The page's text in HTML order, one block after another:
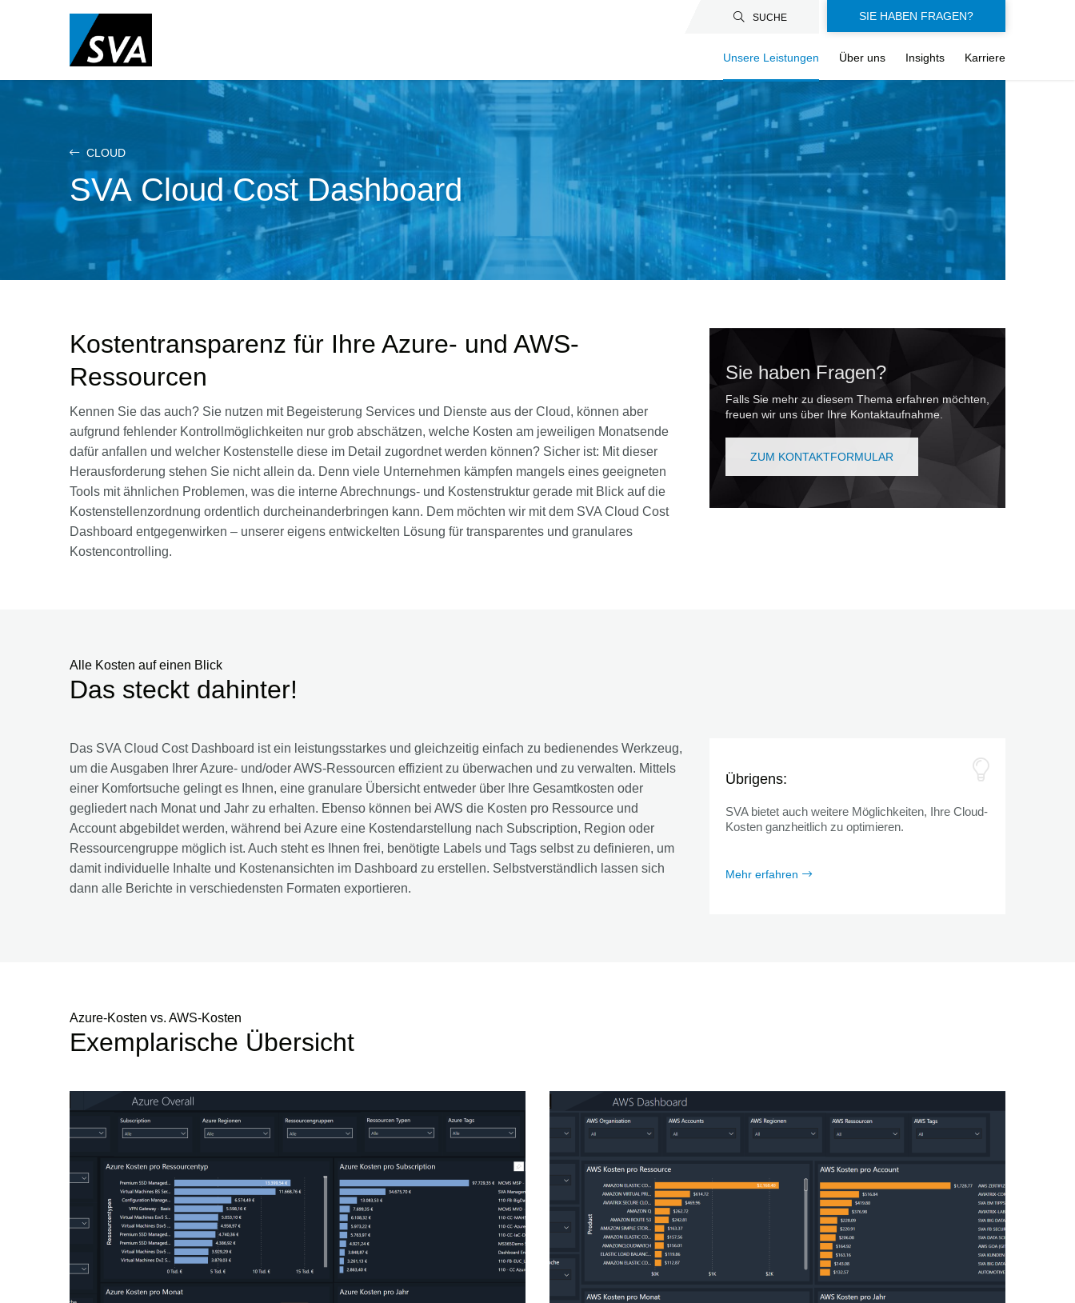
SUCHE SIE HABEN FRAGEN?
Unsere Leistungen Über uns Insights Karriere
CLOUD
SVA Cloud Cost Dashboard
Kostentransparenz für Ihre Azure- und AWS-
Ressourcen
Kennen Sie das auch? Sie nutzen mit Begeisterung Services und Dienste aus der Cloud, können aber
aufgrund fehlender Kontrollmöglichkeiten nur grob abschätzen, welche Kosten am jeweiligen Monatsende
dafür anfallen und welcher Kostenstelle diese im Detail zugordnet werden können? Sicher ist: Mit dieser
Herausforderung stehen Sie nicht allein da. Denn viele Unternehmen kämpfen mangels eines geeigneten
Tools mit ähnlichen Problemen, was die interne Abrechnungs- und Kostenstruktur gerade mit Blick auf die
Kostenstellenzordnung ordentlich durcheinanderbringen kann. Dem möchten wir mit dem SVA Cloud Cost
Dashboard entgegenwirken – unserer eigens entwickelten Lösung für transparentes und granulares
Kostencontrolling.
Sie haben Fragen?
Falls Sie mehr zu diesem Thema erfahren möchten,
freuen wir uns über Ihre Kontaktaufnahme.
ZUM KONTAKTFORMULAR
Alle Kosten auf einen Blick
Das steckt dahinter!
Das SVA Cloud Cost Dashboard ist ein leistungsstarkes und gleichzeitig einfach zu bedienendes Werkzeug,
um die Ausgaben Ihrer Azure- und/oder AWS-Ressourcen effizient zu überwachen und zu verwalten. Mittels
einer Komfortsuche gelingt es Ihnen, eine granulare Übersicht entweder über Ihre Gesamtkosten oder
gegliedert nach Monat und Jahr zu erhalten. Ebenso können bei AWS die Kosten pro Ressource und
Account abgebildet werden, während bei Azure eine Kostendarstellung nach Subscription, Region oder
Ressourcengruppe möglich ist. Auch steht es Ihnen frei, benötigte Labels und Tags selbst zu definieren, um
damit individuelle Inhalte und Kostenansichten im Dashboard zu erstellen. Selbstverständlich lassen sich
dann alle Berichte in verschiedensten Formaten exportieren.
Übrigens:
SVA bietet auch weitere Möglichkeiten, Ihre Cloud-
Kosten ganzheitlich zu optimieren.
Mehr erfahren
Azure-Kosten vs. AWS-Kosten
Exemplarische Übersicht